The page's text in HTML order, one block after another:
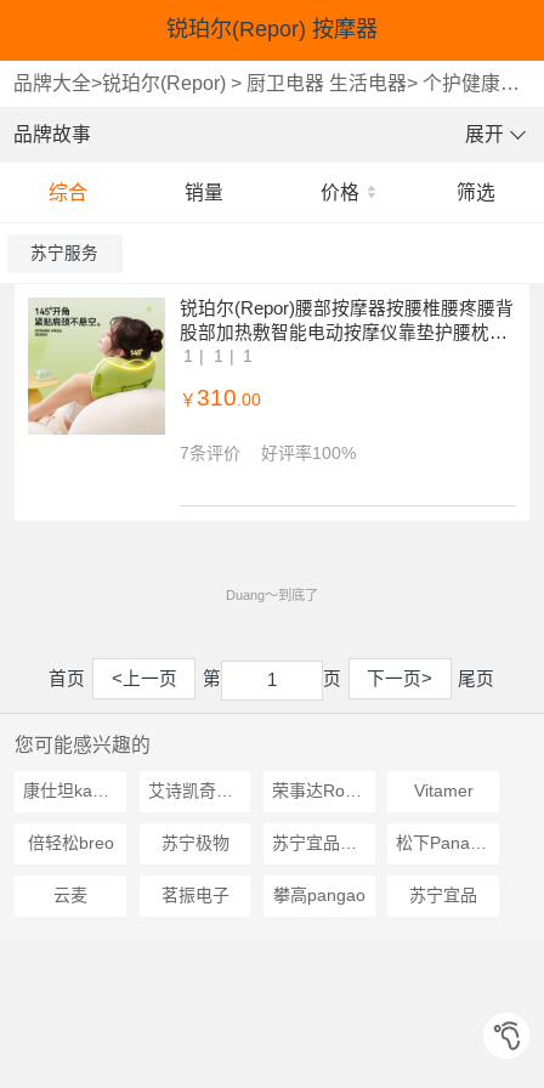
锐珀尔(Repor) 按摩器
品牌大全>锐珀尔(Repor) > 厨卫电器 生活电器> 个护健康>按
品牌故事 展开
综合 销量 价格 筛选
苏宁服务
锐珀尔(Repor)腰部按摩器按腰椎腰疼腰背
股部加热敷智能电动按摩仪靠垫护腰枕带
豆子捏捏枕R2 [豌豆绿色]
1 1 1
￥ 310.00
7条评价 好评率100%
Duang～到底了
首页 <上一页 第
1
1
页 下一页> 尾页
您可能感兴趣的
康仕坦kangshitan 艾诗凯奇SKG 荣事达Royalstar Vitamer
倍轻松breo 苏宁极物 苏宁宜品推荐 松下Panasonic
云麦 茗振电子 攀高pangao 苏宁宜品